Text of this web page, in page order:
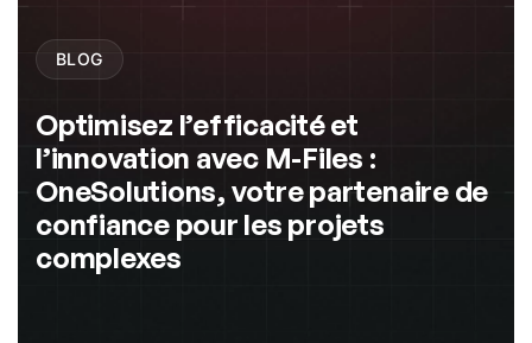
BLOG
Optimisez l’efficacité et
l’innovation avec M-Files :
OneSolutions, votre partenaire de
confiance pour les projets
complexes